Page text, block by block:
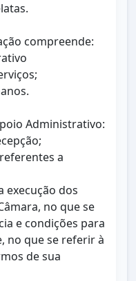
compreende:
Administrativo:
a
execução dos
no que se
e condições para
no que se referir à
de sua